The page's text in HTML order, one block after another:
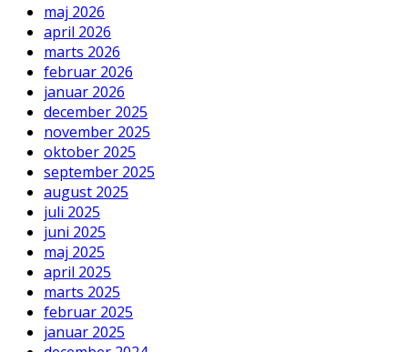
maj 2026
april 2026
marts 2026
februar 2026
januar 2026
december 2025
november 2025
oktober 2025
september 2025
august 2025
juli 2025
juni 2025
maj 2025
april 2025
marts 2025
februar 2025
januar 2025